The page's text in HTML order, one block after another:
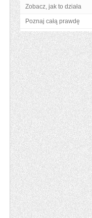
Zobacz, jak to działa
Poznaj całą prawdę